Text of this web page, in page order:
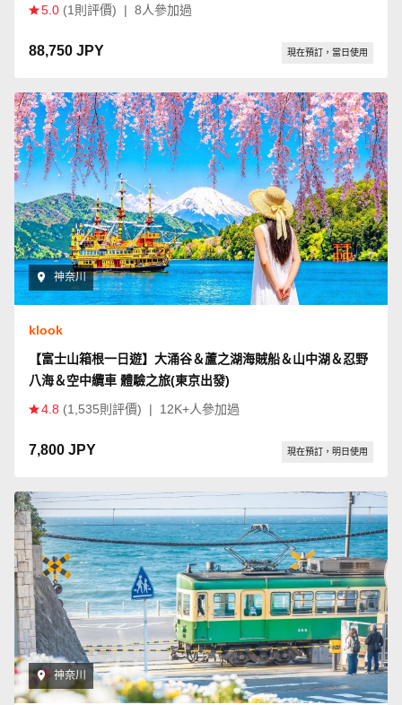
5.0 (1則評價) | 8人參加過
88,750 JPY 現在預訂，當日使用
神奈川
klook
【富士山箱根一日遊】大涌谷＆蘆之湖海賊船＆山中湖＆忍野
八海＆空中纜車 體驗之旅(東京出發)
4.8 (1,535則評價) | 12K+人參加過
7,800 JPY 現在預訂，明日使用
神奈川